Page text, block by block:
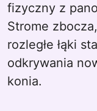
fizyczny z
Strome
rozległe łąki
odkrywania
konia.